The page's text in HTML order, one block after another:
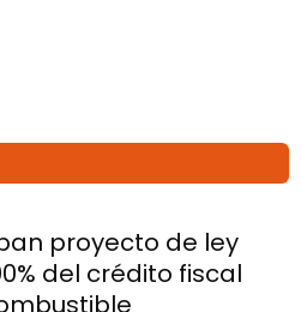
proyecto de ley
del crédito fiscal